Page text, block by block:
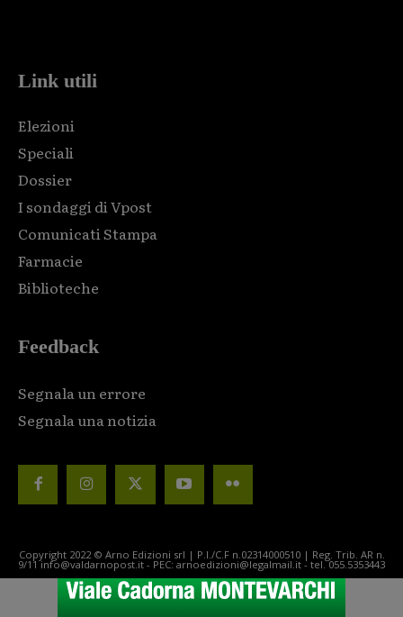
Link utili
Elezioni
Speciali
Dossier
I sondaggi di Vpost
Comunicati Stampa
Farmacie
Biblioteche
Feedback
Segnala un errore
Segnala una notizia
Copyright 2022 © Arno Edizioni srl | P.I./C.F n.02314000510 | Reg. Trib. AR n.
9/11 info@valdarnopost.it - PEC: arnoedizioni@legalmail.it - tel. 055.5353443